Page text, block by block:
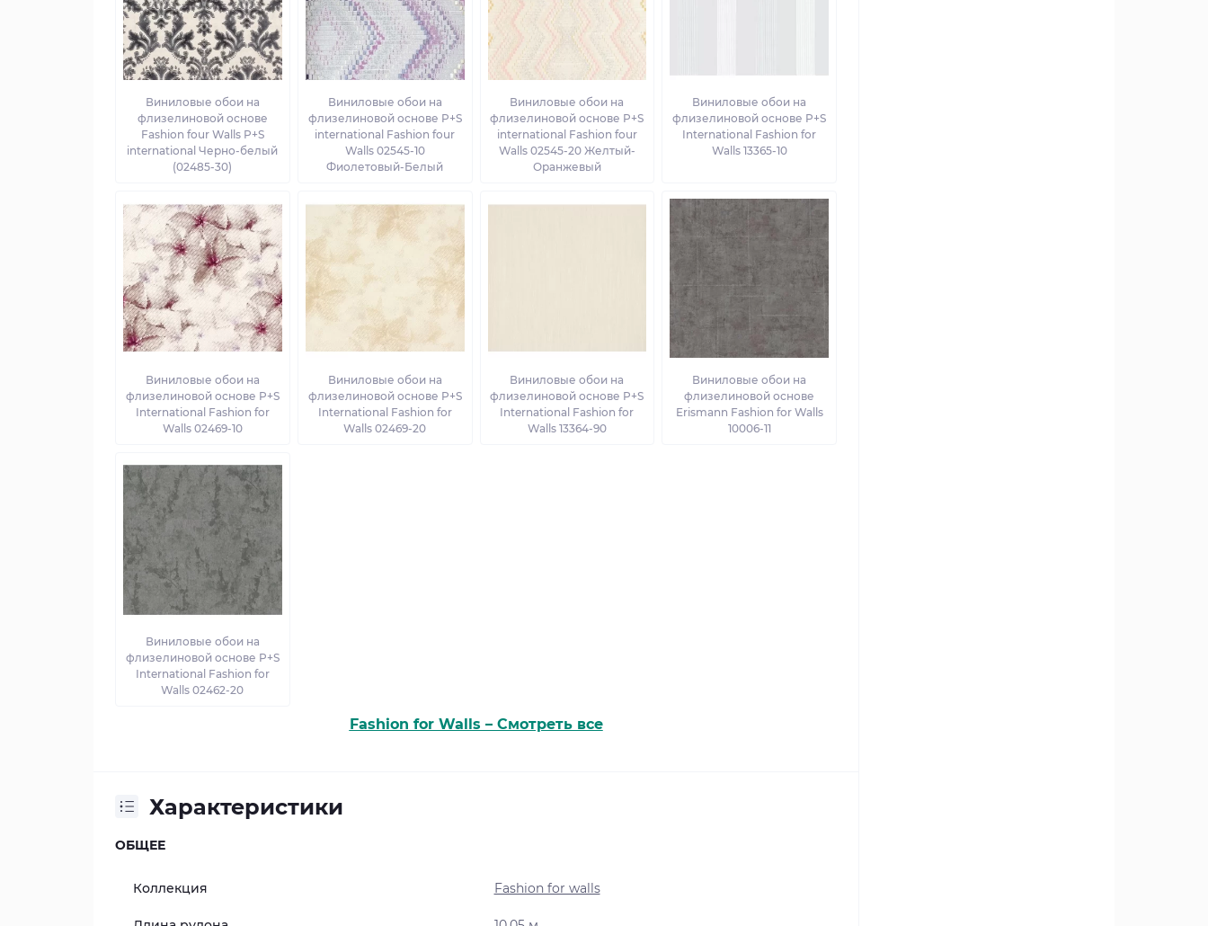
Виниловые обои на
флизелиновой основе
Fashion four Walls P+S
international Черно-белый
(02485-30)
Виниловые обои на
флизелиновой основе P+S
international Fashion four
Walls 02545-10
Фиолетовый-Белый
Виниловые обои на
флизелиновой основе P+S
international Fashion four
Walls 02545-20 Желтый-
Оранжевый
Виниловые обои на
флизелиновой основе P+S
International Fashion for
Walls 13365-10
Виниловые обои на
флизелиновой основе P+S
International Fashion for
Walls 02469-10
Виниловые обои на
флизелиновой основе P+S
International Fashion for
Walls 02469-20
Виниловые обои на
флизелиновой основе P+S
International Fashion for
Walls 13364-90
Виниловые обои на
флизелиновой основе
Erismann Fashion for Walls
10006-11
Виниловые обои на
флизелиновой основе P+S
International Fashion for
Walls 02462-20
Fashion for Walls – Смотреть все
Характеристики
ОБЩЕЕ
Коллекция Fashion for walls